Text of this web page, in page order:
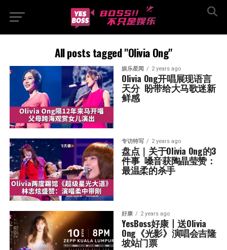
All posts tagged "Olivia Ong"
娱乐星闻 2 years ago
Olivia Ong开唱展现语言
天分  盼带给大马歌迷新
鲜感
专访特写 2 years ago
盘点｜关于Olivia Ong的3
件事  嗓音获陶晶莹赞：
最温柔的杀手
好康 2 years ago
YesBoss好康丨送Olivia
Ong《光影》演唱会吉隆
坡站门票